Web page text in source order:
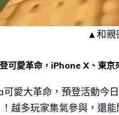
▲和親
可愛革命，iPhone X、東京
可愛大革命，預登活動今
越多玩家集氣參與，還能